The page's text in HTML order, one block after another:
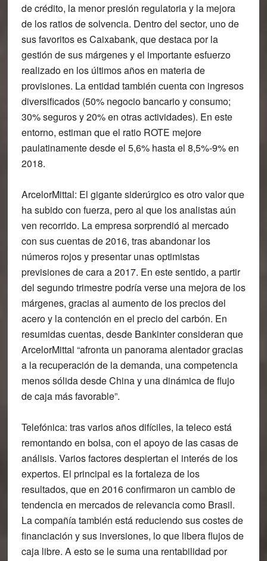
de crédito, la menor presión regulatoria y la mejora
de los ratios de solvencia. Dentro del sector, uno de
sus favoritos es Caixabank, que destaca por la
gestión de sus márgenes y el importante esfuerzo
realizado en los últimos años en materia de
provisiones. La entidad también cuenta con ingresos
diversificados (50% negocio bancario y consumo;
30% seguros y 20% en otras actividades). En este
entorno, estiman que el ratio ROTE mejore
paulatinamente desde el 5,6% hasta el 8,5%-9% en
2018.
ArcelorMittal: El gigante siderúrgico es otro valor que
ha subido con fuerza, pero al que los analistas aún
ven recorrido. La empresa sorprendió al mercado
con sus cuentas de 2016, tras abandonar los
números rojos y presentar unas optimistas
previsiones de cara a 2017. En este sentido, a partir
del segundo trimestre podría verse una mejora de los
márgenes, gracias al aumento de los precios del
acero y la contención en el precio del carbón. En
resumidas cuentas, desde Bankinter consideran que
ArcelorMittal “afronta un panorama alentador gracias
a la recuperación de la demanda, una competencia
menos sólida desde China y una dinámica de flujo
de caja más favorable”.
Telefónica: tras varios años difíciles, la teleco está
remontando en bolsa, con el apoyo de las casas de
análisis. Varios factores despiertan el interés de los
expertos. El principal es la fortaleza de los
resultados, que en 2016 confirmaron un cambio de
tendencia en mercados de relevancia como Brasil.
La compañía también está reduciendo sus costes de
financiación y sus inversiones, lo que libera flujos de
caja libre. A esto se le suma una rentabilidad por